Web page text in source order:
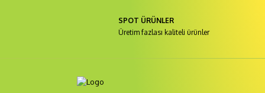
SPOT ÜRÜNLER
Üretim fazlası kaliteli ürünler